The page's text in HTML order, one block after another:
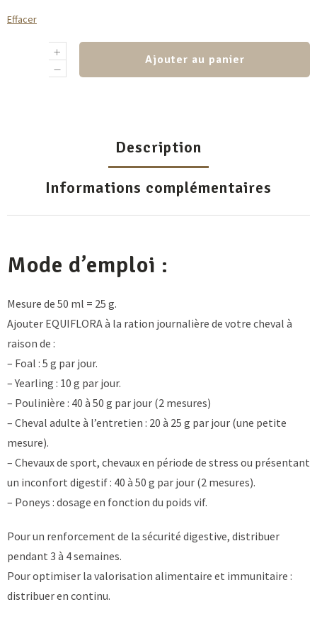
Effacer
Ajouter au panier
Description
Informations complémentaires
Mode d’emploi :
Mesure de 50 ml = 25 g.
Ajouter EQUIFLORA à la ration journalière de votre cheval à
raison de :
– Foal : 5 g par jour.
– Yearling : 10 g par jour.
– Poulinière : 40 à 50 g par jour (2 mesures)
– Cheval adulte à l’entretien : 20 à 25 g par jour (une petite
mesure).
– Chevaux de sport, chevaux en période de stress ou présentant
un inconfort digestif : 40 à 50 g par jour (2 mesures).
– Poneys : dosage en fonction du poids vif.
Pour un renforcement de la sécurité digestive, distribuer
pendant 3 à 4 semaines.
Pour optimiser la valorisation alimentaire et immunitaire :
distribuer en continu.